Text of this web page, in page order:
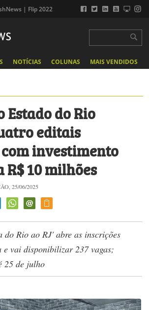
| Flip 2022
NOTÍCIAS COLUNAS MAIS VENDIDOS
Estado do Rio
editais
investimento
10 milhões
25/06/2025
do Rio ao RJ' abre as inscrições
e vai disponibilizar 237 vagas;
25 de julho